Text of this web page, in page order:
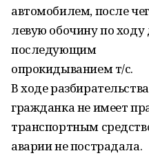
автомобилем, после
левую обочину по ходу
последующим
опрокидыванием т/с.
В ходе
гражданка не имеет
транспортным
аварии не пострадала.